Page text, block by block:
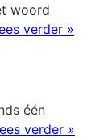
woord
verder »
één
verder »